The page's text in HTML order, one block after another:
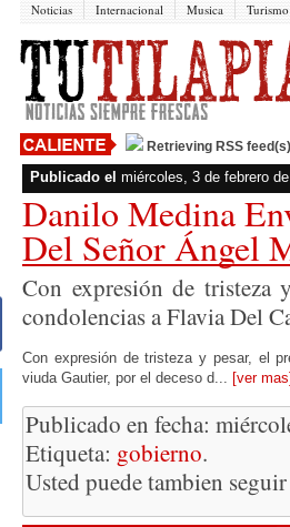
Noticias Internacional Musica Turismo
Retrieving RSS feed(s)
Publicado el miércoles, 3 de febrero
Danilo Medina
Del Señor Ángel
Con expresión de tristeza
condolencias a Flavia Del
Con expresión de tristeza y pesar, el
viuda Gautier, por el deceso d... [ver mas]
Publicado en fecha:
Etiqueta: gobierno.
Usted puede tambien